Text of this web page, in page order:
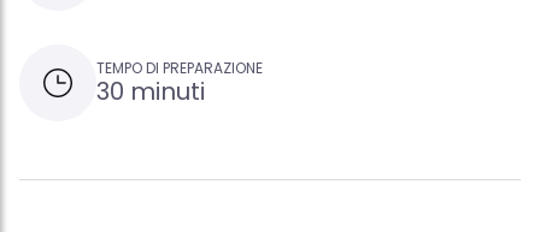
TEMPO DI PREPARAZIONE
30 minuti